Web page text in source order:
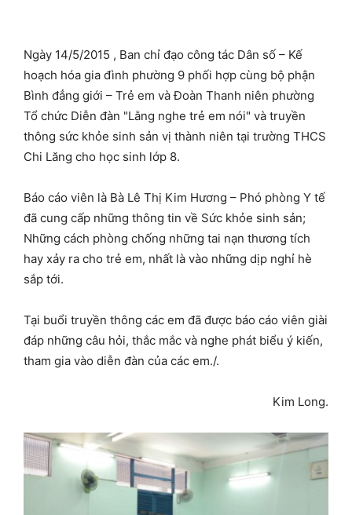
Ngày 14/5/2015 , Ban chỉ đạo công tác Dân số – Kế
hoạch hóa gia đình phường 9 phối hợp cùng bộ phận
Bình đẳng giới – Trẻ em và Đoàn Thanh niên phường
Tổ chức Diễn đàn "Lằng nghe trẻ em nói" và truyền
thông sức khỏe sinh sản vị thành niên tại trường THCS
Chi Lăng cho học sinh lớp 8.
Báo cáo viên là Bà Lê Thị Kim Hương – Phó phòng Y tế
đã cung cấp những thông tin về Sức khỏe sinh sản;
Những cách phòng chống những tai nạn thương tích
hay xảy ra cho trẻ em, nhất là vào những dịp nghỉ hè
sắp tới.
Tại buổi truyền thông các em đã được báo cáo viên giài
đáp những câu hỏi, thắc mắc và nghe phát biểu ý kiến,
tham gia vào diễn đàn của các em./.
Kim Long.